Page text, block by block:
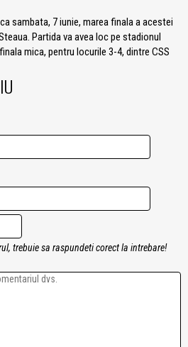
sambata, 7 iunie, marea finala a acestei
Partida va avea loc pe stadionul
mica, pentru locurile 3-4, dintre CSS
trebuie sa raspundeti corect la intrebare!